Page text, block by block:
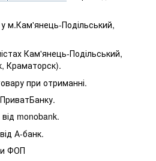
м.Кам'янець-Подільський,
Кам'янець-Подільський,
Краматорск).
при отриманні.
monobank.
А-банк.
ФОП